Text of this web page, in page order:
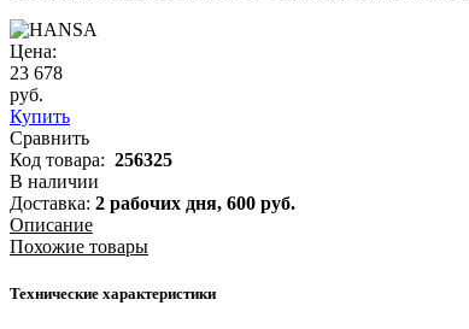
Цена:
23 678
руб.
Купить
Сравнить
Код товара: 256325
В наличии
Доставка: 2 рабочих дня, 600 руб.
Описание
Похожие товары
Технические характеристики